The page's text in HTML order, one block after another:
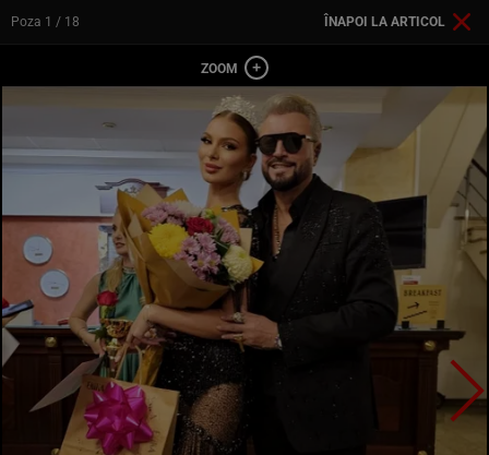
Poza 1 / 18 ÎNAPOI LA ARTICOL